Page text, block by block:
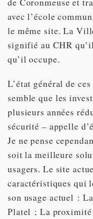
avec l’école
le même site. La
signifié au CHR
qu’il occupe.
L’état général de
semble que les
plusieurs années
sécurité – appelle
Je ne pense
soit la meilleure
usagers. Le site
caractéristiques qui
son usage actuel :
Platel ; La